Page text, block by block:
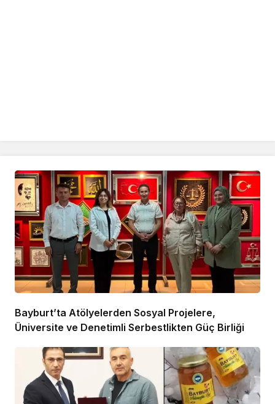
Bayburt’ta Atölyelerden Sosyal Projelere,
Üniversite ve Denetimli Serbestlikten Güç Birliği